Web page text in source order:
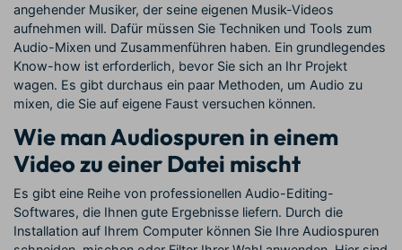
Blog
angehender Musiker, der seine eigenen Musik-Videos
aufnehmen will. Dafür müssen Sie Techniken und Tools zum
Audio-Mixen und Zusammenführen haben. Ein grundlegendes
Know-how ist erforderlich, bevor Sie sich an Ihr Projekt
wagen. Es gibt durchaus ein paar Methoden, um Audio zu
mixen, die Sie auf eigene Faust versuchen können.
Wie man Audiospuren in einem
Video zu einer Datei mischt
Es gibt eine Reihe von professionellen Audio-Editing-
Softwares, die Ihnen gute Ergebnisse liefern. Durch die
Installation auf Ihrem Computer können Sie Ihre Audiospuren